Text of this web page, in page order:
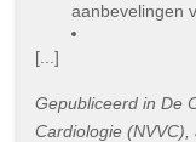
aanbevelingen
[...]
Gepubliceerd in De
Cardiologie (NVVC),